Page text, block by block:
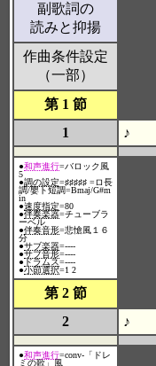
副歌詞の
読みと抑揚
作曲条件設定
（一部）
第 1 節
1
♪
●和声進行=バロック風
5
●調の設定=♯♯♯♯♯ =ロ長
調/嬰ト短調=Bmaj/G#m
in
●速度指定=80
●伴奏楽器=チューブラ
ーベル
●伴奏音形=悲愴風１６
分
●サブ楽器=----
●サブ音形=----
●ドラムス=----
●小節選択=1 2
第 2 節
2
♪
●和声進行=conv-「ドレ
ミの歌」風